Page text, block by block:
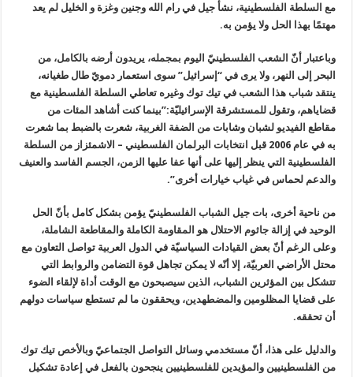
مع السلطة الفلسطينية، نشأ جيل في رام الله وجنين وغزة و الخليل لم يعد
مهتمًا بهذا الحل ولا يؤمن به.
وباعتبار أنّ الشعب الفلسطينيّ اليوم بمجمله، يريدون أرضه بالكامل، من
البحر إلى النهر، ولا يرى في “إسرائيل” سوى استعمار دمويّ طال طغيانه،
ينتقد شباب هذا الشعب في تيك توك وغيره تعاطي السلطة الفلسطينية مع
قضاياهم، وتقول للمستشرقة الإسرائيليّة:”بينما كنت أشاهد المئات من
مقاطع الفيديو لشبان وشابات من الضفة الغربية، شعرت بالضبط بما شعرت
به في عام 2006 قبل انتخابات البرلمان الفلسطيني – الاشمئزاز من السلطة
الفلسطينية التي ينظر إليها على أنها عفا عليها الزمن، الجسم الفاسد والعنيف
والدعم لحماس في غياب خيارات أخرى”.
من ناحية أخرى، بات جيل الشباب الفلسطينيّ يؤمن بشكل كامل بأنّ الحل
الوحيد في إزالة جاثوم الاحتلال هو المقاومة الكاملة والمقاطعة الشاملة،
وعلى الرغم أنّ بعض القيادات السياسيّة في الدول العربية تواصل التعاون مع
محتل الأراضي العربيّة، إلا أنّه لا يمكن تجاهل قوة التضامن والروابط التي
تتشكل بين المؤثرين الشباب، الذين سيصبحون مع الوقت أداة لإلقاء الضوء
على قضايا المظلومين والمضطهدين، ويحققون ما لم تستطع سياسات دولهم
أن تحققه.
والدليل على هذا، أنّ مستخدمي وسائل التواصل الجتماعيّ وبالأخص تيك توك
من الفلسطينيين والمؤيدين للفلسطينيين ينجحون بالفعل في إعادة تشكيل